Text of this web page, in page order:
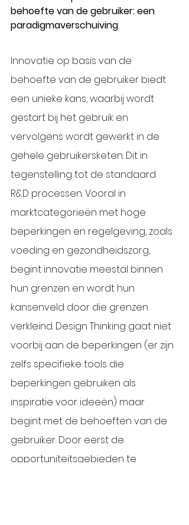
behoefte van de gebruiker: een
paradigmaverschuiving
Innovatie op basis van de
behoefte van de gebruiker biedt
een unieke kans, waarbij wordt
gestart bij het gebruik en
vervolgens wordt gewerkt in de
gehele gebruikersketen. Dit in
tegenstelling tot de standaard
R&D processen. Vooral in
marktcategorieën met hoge
beperkingen en regelgeving, zoals
voeding en gezondheidszorg,
begint innovatie meestal binnen
hun grenzen en wordt hun
kansenveld door die grenzen
verkleind. Design Thinking gaat niet
voorbij aan de beperkingen (er zijn
zelfs specifieke tools die
beperkingen gebruiken als
inspiratie voor ideeën) maar
begint met de behoeften van de
gebruiker. Door eerst de
opportuniteitsgebieden te